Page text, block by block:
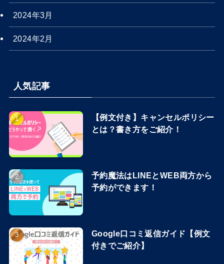
2024年3月
2024年2月
人気記事
【例文付き】キャンセルポリシー
とは？書き方をご紹介！
予約魔法はLINEとWEB両方から
予約ができます！
Google口コミ返信ガイド【例文
付きでご紹介】